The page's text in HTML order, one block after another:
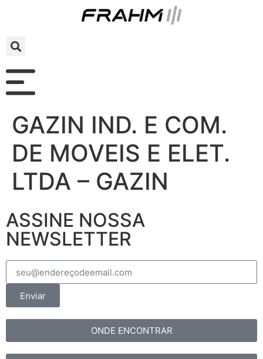
GAZIN IND. E COM.
DE MOVEIS E ELET.
LTDA – GAZIN
ASSINE NOSSA
NEWSLETTER
Enviar
ONDE ENCONTRAR